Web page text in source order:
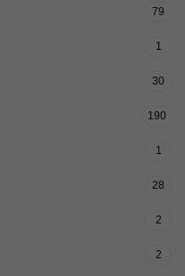
79
1
30
190
1
28
2
2